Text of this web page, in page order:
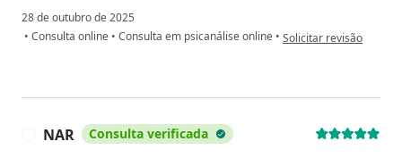
28 de outubro de 2025
• Consulta online • Consulta em psicanálise online • na opinião do utilizador
Solicitar revisão
NAR Consulta verificada